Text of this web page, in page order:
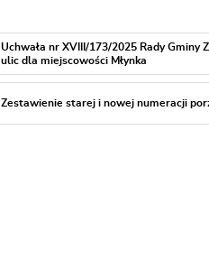
Uchwała nr XVIII/173/2025 Rady
ulic dla miejscowości Młynka
Zestawienie starej i nowej numeracji